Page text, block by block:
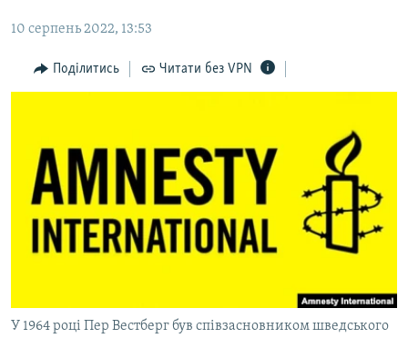
Перейти
пошуку
ПОГЛЯД
ІНТЕРВ'Ю
ДЕПОРТАЦІЯ
ВІДЕОУРОКИ «ELIFBE»
СВІДЧЕННЯ ОКУПАЦІЇ
ЯК ОБІЙТИ БЛОКУВАННЯ
Русский
Qırımtatar
10 серпень 2022, 13:53
Поділитись Читати без VPN
У 1964 році Пер Вестберг був співзасновником шведського